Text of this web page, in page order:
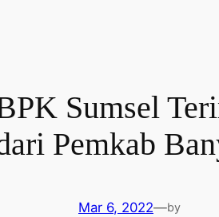
Sumsel
Pemkab
Mar 6, 2022—by